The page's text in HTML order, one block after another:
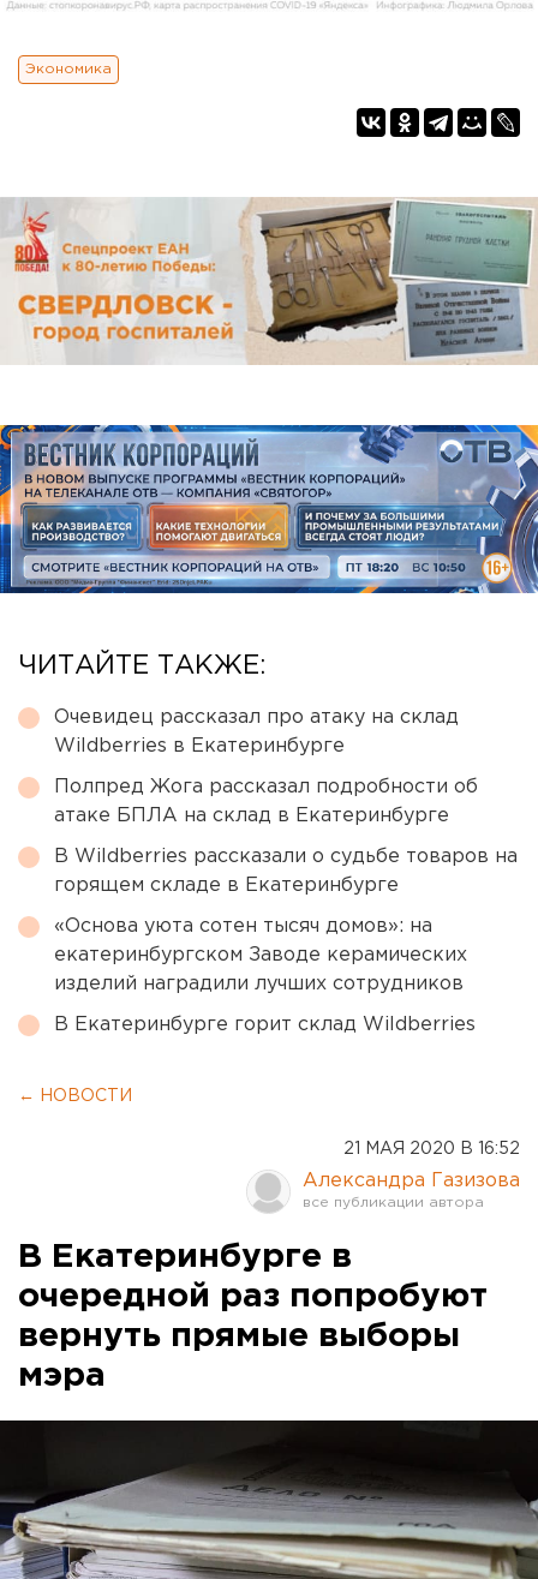
Экономика
ЧИТАЙТЕ ТАКЖЕ:
Очевидец рассказал про атаку на склад
Wildberries в Екатеринбурге
Полпред Жога рассказал подробности об
атаке БПЛА на склад в Екатеринбурге
В Wildberries рассказали о судьбе товаров на
горящем складе в Екатеринбурге
«Основа уюта сотен тысяч домов»: на
екатеринбургском Заводе керамических
изделий наградили лучших сотрудников
В Екатеринбурге горит склад Wildberries
← НОВОСТИ
21 МАЯ 2020 В 16:52
Александра Газизова
В Екатеринбурге в
очередной раз попробуют
вернуть прямые выборы
мэра